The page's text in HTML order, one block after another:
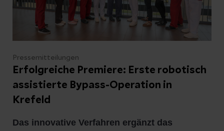
Pressemitteilungen
Erfolgreiche Premiere: Erste robotisch
assistierte Bypass-Operation in
Krefeld
Das innovative Verfahren ergänzt das